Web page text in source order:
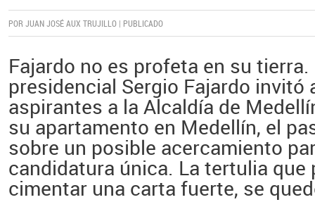
POR JUAN JOSÉ AUX TRUJILLO | PUBLICADO
Fajardo no es profeta en su
presidencial Sergio Fajardo invitó
aspirantes a la Alcaldía de
su apartamento en Medellín, el
sobre un posible acercamiento
candidatura única. La tertulia que
cimentar una carta fuerte, se